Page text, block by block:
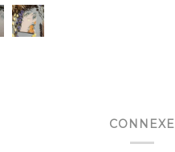
CONNEXE